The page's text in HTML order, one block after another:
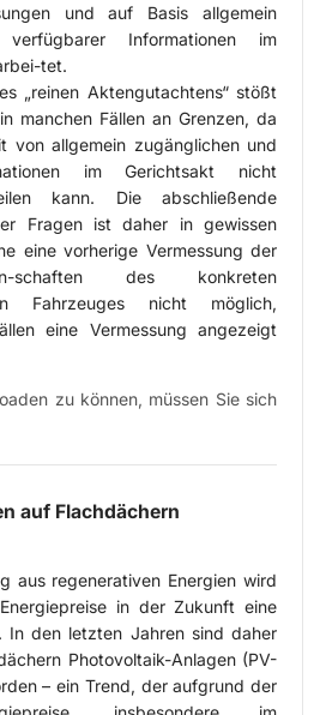
und auf Basis allgemein
Informationen im
tet.
„reinen Aktengutachtens“ stößt
manchen Fällen an Grenzen, da
von allgemein zugänglichen und
im Gerichtsakt nicht
kann. Die abschließende
Fragen ist daher in gewissen
eine vorherige Vermessung der
schaften des konkreten
Fahrzeuges nicht möglich,
eine Vermessung angezeigt
zu können, müssen Sie sich
auf Flachdächern
aus regenerativen Energien wird
in der Zukunft eine
In den letzten Jahren sind daher
Photovoltaik-Anlagen (PV-
– ein Trend, der aufgrund der